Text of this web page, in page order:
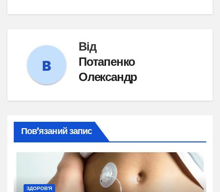
Від
Потапенко
Олександр
Пов’язаний запис
ЗДОРОВ'Я